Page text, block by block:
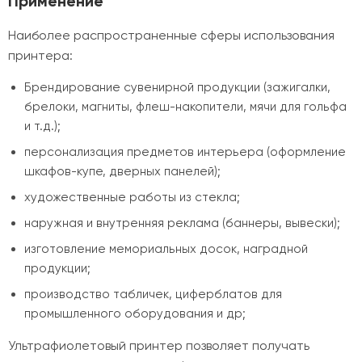
Наиболее распространенные сферы использования
принтера:
Брендирование сувенирной продукции (зажигалки,
брелоки, магниты, флеш-накопители, мячи для гольфа
и т.д.);
персонализация предметов интерьера (оформление
шкафов-купе, дверных панелей);
художественные работы из стекла;
наружная и внутренняя реклама (баннеры, вывески);
изготовление мемориальных досок, наградной
продукции;
производство табличек, циферблатов для
промышленного оборудования и др;
Ультрафиолетовый принтер позволяет получать